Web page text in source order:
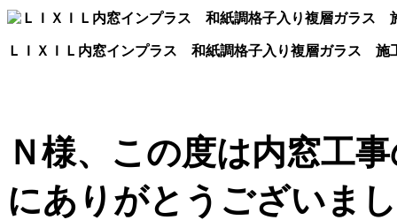
ＬＩＸＩＬ内窓インプラス 和紙調格子入り複層ガラス
Ｎ様、この度は内窓工
にありがとうございま